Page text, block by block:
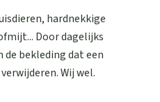
hardnekkige
Door dagelijks
bekleding dat een
Wij wel.